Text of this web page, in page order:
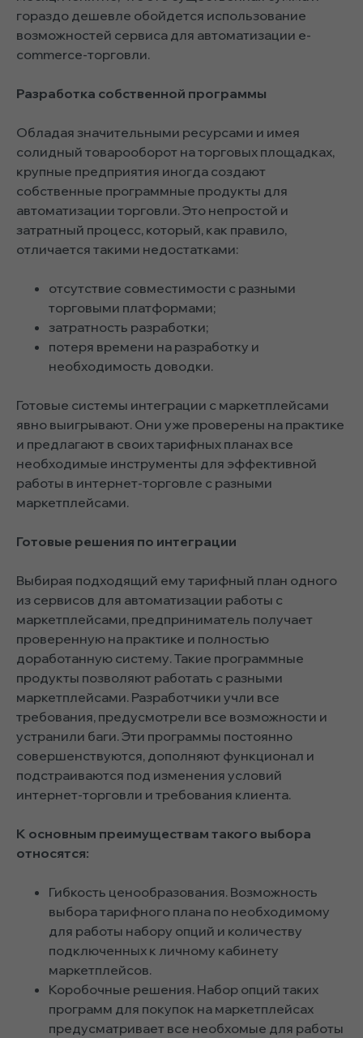
гораздо дешевле обойдется использование
возможностей сервиса для автоматизации e-
commerce-торговли.
Разработка собственной программы
Обладая значительными ресурсами и имея
солидный товарооборот на торговых площадках,
крупные предприятия иногда создают
собственные программные продукты для
автоматизации торговли. Это непростой и
затратный процесс, который, как правило,
отличается такими недостатками:
отсутствие совместимости с разными
торговыми платформами;
затратность разработки;
потеря времени на разработку и
необходимость доводки.
Готовые системы интеграции с маркетплейсами
явно выигрывают. Они уже проверены на практике
и предлагают в своих тарифных планах все
необходимые инструменты для эффективной
работы в интернет-торговле с разными
маркетплейсами.
Готовые решения по интеграции
Выбирая подходящий ему тарифный план одного
из сервисов для автоматизации работы с
маркетплейсами, предприниматель получает
проверенную на практике и полностью
доработанную систему. Такие программные
продукты позволяют работать с разными
маркетплейсами. Разработчики учли все
требования, предусмотрели все возможности и
устранили баги. Эти программы постоянно
совершенствуются, дополняют функционал и
подстраиваются под изменения условий
интернет-торговли и требования клиента.
К основным преимуществам такого выбора
относятся:
Гибкость ценообразования. Возможность
выбора тарифного плана по необходимому
для работы набору опций и количеству
подключенных к личному кабинету
маркетплейсов.
Коробочные решения. Набор опций таких
программ для покупок на маркетплейсах
предусматривает все необхомые для работы